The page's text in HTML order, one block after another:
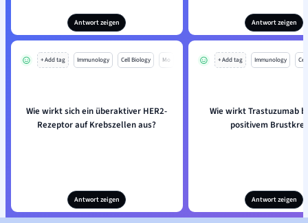
Antwort zeigen Antwort zeigen
+ Add tag Immunology Cell Biology Mo
Wie wirkt sich ein überaktiver HER2-
Rezeptor auf Krebszellen aus?
Antwort zeigen
+ Add tag Immunology
Wie wirkt Trastuzumab
positivem
Antwort zeigen